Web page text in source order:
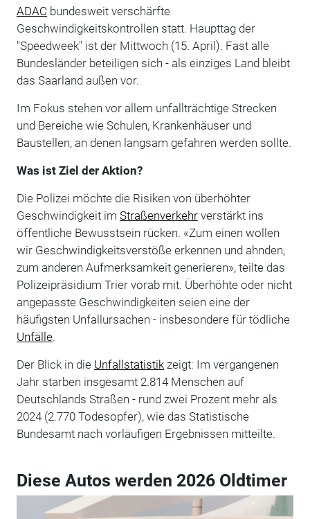
ADAC bundesweit verschärfte
Geschwindigkeitskontrollen statt. Haupttag der
"Speedweek" ist der Mittwoch (15. April). Fast alle
Bundesländer beteiligen sich - als einziges Land bleibt
das Saarland außen vor.
Im Fokus stehen vor allem unfallträchtige Strecken
und Bereiche wie Schulen, Krankenhäuser und
Baustellen, an denen langsam gefahren werden sollte.
Was ist Ziel der Aktion?
Die Polizei möchte die Risiken von überhöhter
Geschwindigkeit im Straßenverkehrverstärkt ins
öffentliche Bewusstsein rücken. «Zum einen wollen
wir Geschwindigkeitsverstöße erkennen und ahnden,
zum anderen Aufmerksamkeit generieren», teilte das
Polizeipräsidium Trier vorab mit. Überhöhte oder nicht
angepasste Geschwindigkeiten seien eine der
häufigsten Unfallursachen - insbesondere für tödliche
Unfälle.
Der Blick in die Unfallstatistikzeigt: Im vergangenen
Jahr starben insgesamt 2.814 Menschen auf
Deutschlands Straßen - rund zwei Prozent mehr als
2024 (2.770 Todesopfer), wie das Statistische
Bundesamt nach vorläufigen Ergebnissen mitteilte.
Diese Autos werden 2026 Oldtimer